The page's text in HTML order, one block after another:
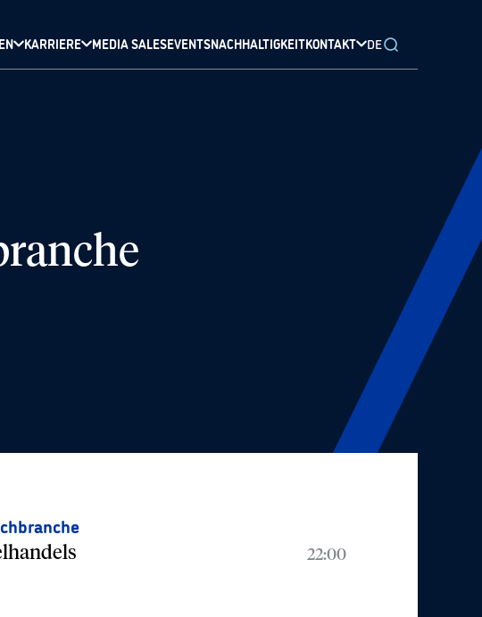
KARRIERE MEDIA SALESEVENTSNACHHALTIGKEITKONTAKT DE
22:00